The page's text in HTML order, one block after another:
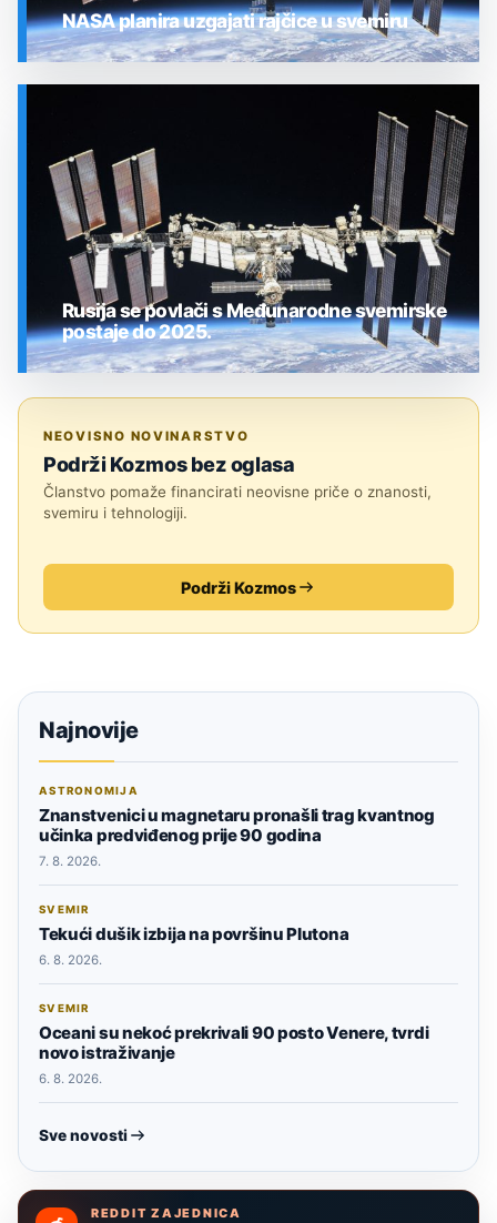
NASA planira uzgajati rajčice u svemiru
Rusija se povlači s Međunarodne svemirske
postaje do 2025.
NEOVISNO NOVINARSTVO
Podrži Kozmos bez oglasa
Članstvo pomaže financirati neovisne priče o znanosti,
svemiru i tehnologiji.
Podrži Kozmos
Najnovije
ASTRONOMIJA
Znanstvenici u magnetaru pronašli trag kvantnog
učinka predviđenog prije 90 godina
7. 8. 2026.
SVEMIR
Tekući dušik izbija na površinu Plutona
6. 8. 2026.
SVEMIR
Oceani su nekoć prekrivali 90 posto Venere, tvrdi
novo istraživanje
6. 8. 2026.
Sve novosti
REDDIT ZAJEDNICA